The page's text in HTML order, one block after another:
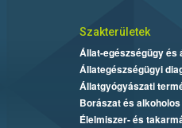
Szakterületek
Állat-egészségügy és
Állategészségügyi
Állatgyógyászati
Borászat és
Élelmiszer- és